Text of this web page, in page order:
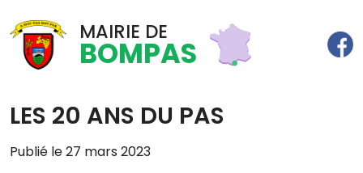
MAIRIE DE
BOMPAS
LES 20 ANS DU PAS
Publié le 27 mars 2023